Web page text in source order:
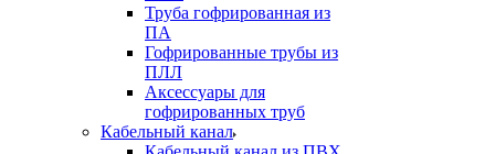
Труба гофрированная из
ПА
Гофрированные трубы из
ПЛЛ
Аксессуары для
гофрированных труб
Кабельный канал